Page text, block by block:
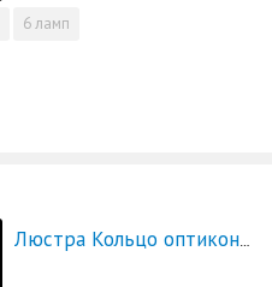
6 ламп
Люстра Кольцо оптикон 500 - СКИДКА!!!